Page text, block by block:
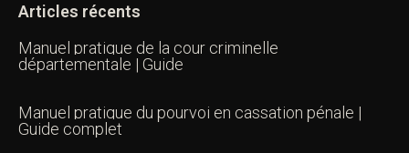
Articles récents
Manuel pratique de la cour criminelle
départementale | Guide
Manuel pratique du pourvoi en cassation pénale |
Guide complet